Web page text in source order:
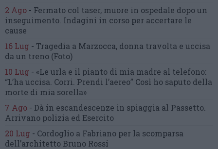
2 Ago - Fermato col taser, muore in ospedale dopo un
inseguimento. Indagini in corso per accertare le
cause
16 Lug - Tragedia a Marzocca, donna travolta e uccisa
da un treno (Foto)
10 Lug - «Le urla e il pianto di mia madre al telefono:
“L’ha uccisa. Corri. Prendi l’aereo” Così ho saputo della
morte di mia sorella»
7 Ago - Dà in escandescenze in spiaggia al Passetto.
Arrivano polizia ed Esercito
20 Lug - Cordoglio a Fabriano per la scomparsa
dell’architetto Bruno Rossi